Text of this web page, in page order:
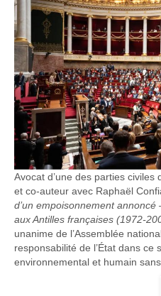
Avocat d’une des parties
et co-auteur avec Raphaël
d’un empoisonnement
aux Antilles françaises (1972-
unanime de l’Assemblée
responsabilité de l’État dans ce
environnemental et humain